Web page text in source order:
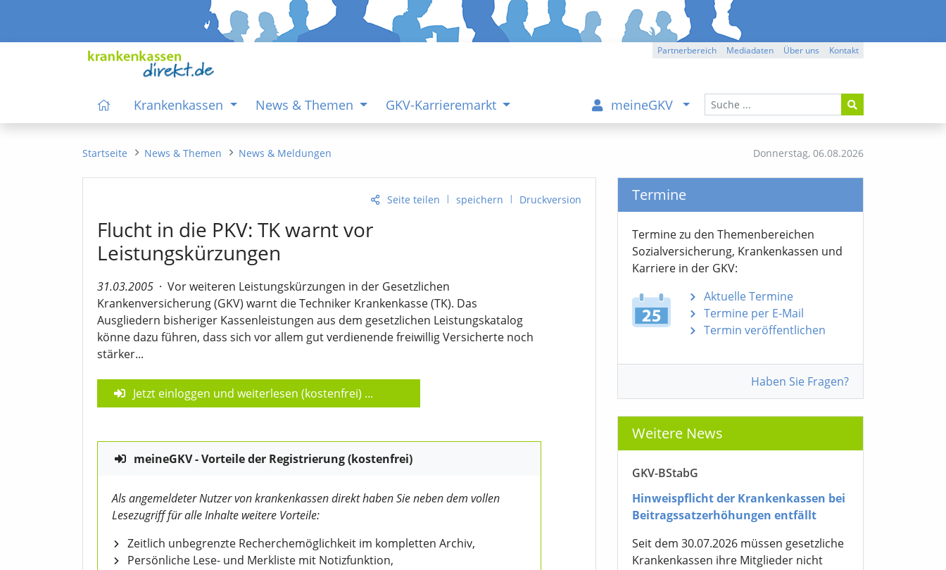
Partnerbereich Mediadaten Über uns Kontakt
Krankenkassen News & Themen GKV-Karrieremarkt meineGKV
Donnerstag, 06.08.2026
Startseite News & Themen News & Meldungen
Seite teilen | speichern | Druckversion
Flucht in die PKV: TK warnt vor
Leistungskürzungen
31.03.2005 · Vor weiteren Leistungskürzungen in der Gesetzlichen
Krankenversicherung (GKV) warnt die Techniker Krankenkasse (TK). Das
Ausgliedern bisheriger Kassenleistungen aus dem gesetzlichen Leistungskatalog
könne dazu führen, dass sich vor allem gut verdienende freiwillig Versicherte noch
stärker...
Jetzt einloggen und weiterlesen (kostenfrei) ...
meineGKV - Vorteile der Registrierung (kostenfrei)
Als angemeldeter Nutzer von krankenkassen direkt haben Sie neben dem vollen
Lesezugriff für alle Inhalte weitere Vorteile:
Zeitlich unbegrenzte Recherchemöglichkeit im kompletten Archiv,
Persönliche Lese- und Merkliste mit Notizfunktion,
Termine
Termine zu den Themen­bereichen
Sozialver­sicherung, Krankenkassen und
Karriere in der GKV:
Aktuelle Termine
Termine per E-Mail
Termin veröffentlichen
Haben Sie Fragen?
Weitere News
GKV-BStabG
Hinweispflicht der Krankenkassen bei
Beitragssatzerhöhungen entfällt
Seit dem 30.07.2026 müssen gesetzliche
Krankenkassen ihre Mitglieder nicht